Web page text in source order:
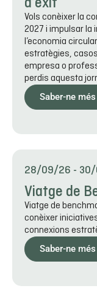
d’èxit
Vols conèixer la
2027 i impulsar la
l’economia
estratègies,
empresa o
perdis aquesta
Saber-ne més
28/09/26 -
Viatge de
Viatge de
conèixer
connexions
Saber-ne més